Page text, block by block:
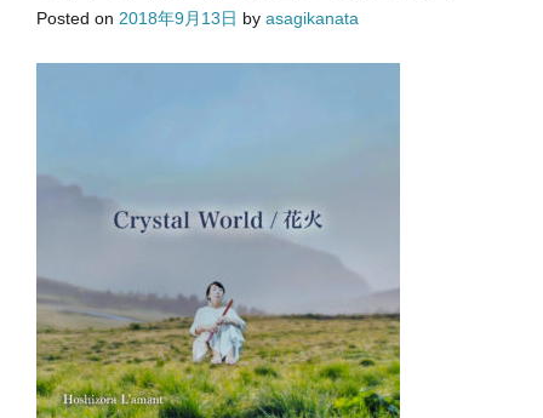
Posted on 2018年9月13日 by asagikanata